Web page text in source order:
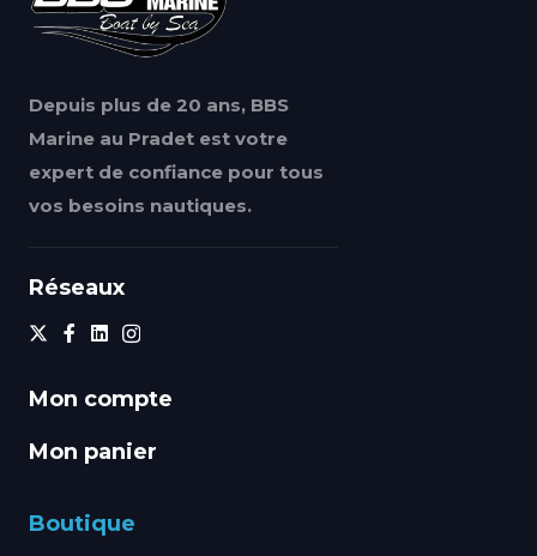
Depuis plus de 20 ans, BBS
Marine au Pradet est votre
expert de confiance pour tous
vos besoins nautiques.
Réseaux
Mon compte
Mon panier
Boutique